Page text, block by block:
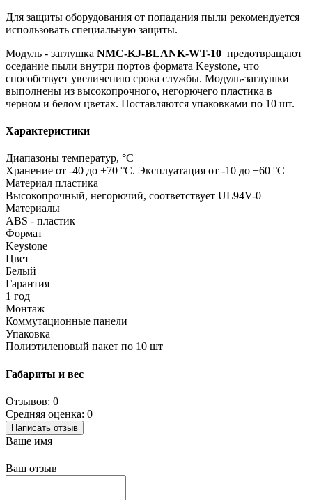
Для защиты оборудования от попадания пыли рекомендуется
использовать специальную защиты.
Модуль - заглушка NMC-KJ-BLANK-WT-10 предотвращают
оседание пыли внутри портов формата Keystone, что
способствует увеличению срока службы. Модуль-заглушки
выполнены из высокопрочного, негорючего пластика в
черном и белом цветах. Поставляются упаковками по 10 шт.
Характеристики
Диапазоны температур, °C
Хранение от -40 до +70 °C. Эксплуатация от -10 до +60 °C
Материал пластика
Высокопрочный, негорючий, соответствует UL94V-0
Материалы
ABS - пластик
Формат
Keystone
Цвет
Белый
Гарантия
1 год
Монтаж
Коммутационные панели
Упаковка
Полиэтиленовый пакет по 10 шт
Габариты и вес
Отзывов: 0
Средняя оценка: 0
Написать отзыв
Ваше имя
Ваш отзыв